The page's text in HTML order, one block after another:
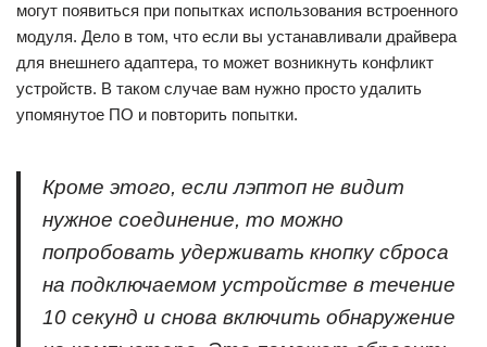
могут появиться при попытках использования встроенного
модуля. Дело в том, что если вы устанавливали драйвера
для внешнего адаптера, то может возникнуть конфликт
устройств. В таком случае вам нужно просто удалить
упомянутое ПО и повторить попытки.
Кроме этого, если лэптоп не видит
нужное соединение, то можно
попробовать удерживать кнопку сброса
на подключаемом устройстве в течение
10 секунд и снова включить обнаружение